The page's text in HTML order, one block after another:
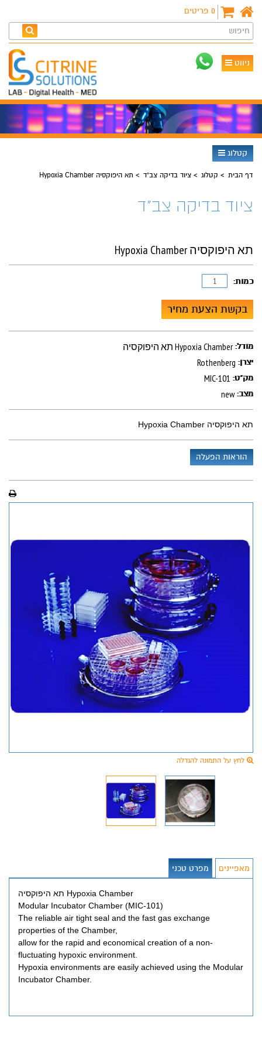
0 פריטים
חיפוש
ניווט
קטלוג
דף הבית קטלוג ציוד בדיקה צב"ד תא היפוקסיה Hypoxia Chamber
ציוד בדיקה צב"ד
תא היפוקסיה Hypoxia Chamber
כמות:
בקשת הצעת מחיר
מודל: תא היפוקסיה Hypoxia Chamber
יצרן: Rothenberg
מק"ט: MIC-101
מצב: new
תא היפוקסיה Hypoxia Chamber
הוראות הפעלה
לחץ על התמונה להגדלה
מאפיינים מפרט טכני
תא היפוקסיה Hypoxia Chamber
Modular Incubator Chamber (MIC-101)
The reliable air tight seal and the fast gas exchange
properties of the Chamber,
allow for the rapid and economical creation of a non-
fluctuating hypoxic environment.
Hypoxia environments are easily achieved using the Modular
Incubator Chamber.